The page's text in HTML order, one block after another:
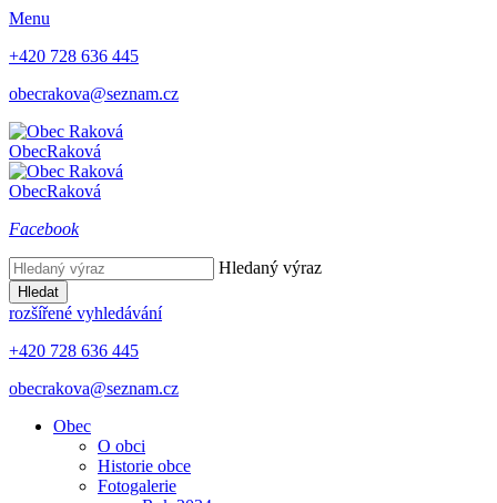
Menu
+420 728 636 445
obecrakova@seznam.cz
ObecRaková
ObecRaková
Facebook
Hledaný výraz
Hledat
rozšířené vyhledávání
+420 728 636 445
obecrakova@seznam.cz
Obec
O obci
Historie obce
Fotogalerie